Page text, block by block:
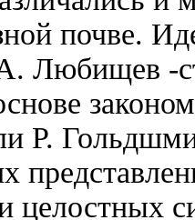
почве.
Любищев -
Р.
целостных